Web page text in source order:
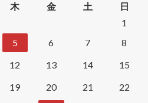
木 金 土
日
1
5 6 7
8
12 13 14
15
19 20 21
22